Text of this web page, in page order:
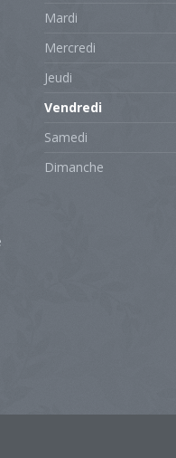
Mardi
Mercredi
Jeudi
Vendredi
Samedi
Dimanche